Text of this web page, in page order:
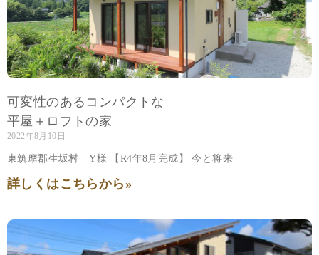
可変性のあるコンパクトな
平屋＋ロフトの家
2022年8月10日
東筑摩郡生坂村 Y様 【R4年8月完成】 今と将来
詳しくはこちらから»